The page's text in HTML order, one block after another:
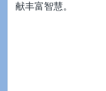
献丰富智慧。